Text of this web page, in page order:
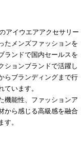
アイウエアアクセサリー
たメンズファッションを
ランドで国内セールスを
ションブランドで活躍し
らブランディングまで行
います。
機能性、ファッションア
から感じる高級感を融合
。